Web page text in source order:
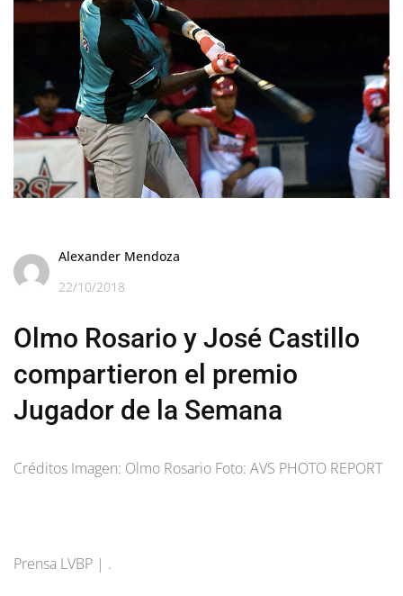
Alexander Mendoza
22/10/2018
Olmo Rosario y José Castillo
compartieron el premio
Jugador de la Semana
Créditos Imagen: Olmo Rosario Foto: AVS PHOTO REPORT
Prensa LVBP | .